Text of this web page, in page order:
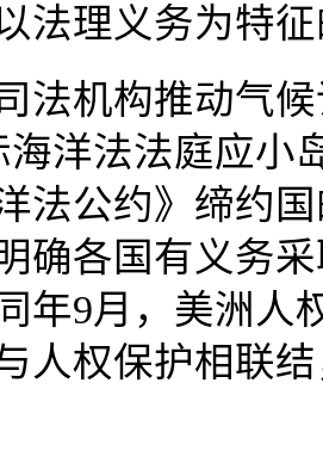
法理义务为特
法机构推动气
海洋法法庭应小
法公约》缔约
确各国有义务
年9月，美洲人
人权保护相联